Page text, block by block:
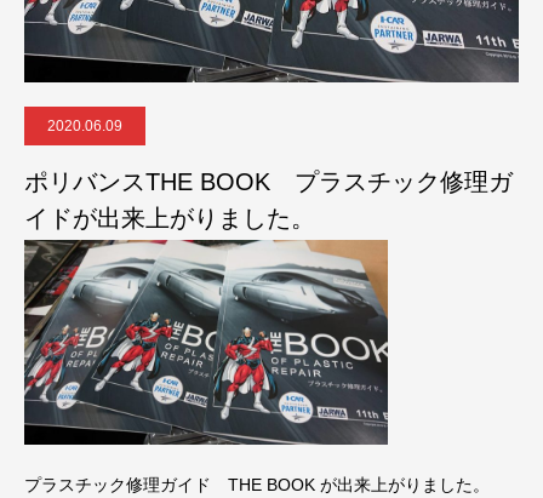
2020.06.09
ポリバンスTHE BOOK プラスチック修理ガ
イドが出来上がりました。
プラスチック修理ガイド THE BOOK が出来上がりました。